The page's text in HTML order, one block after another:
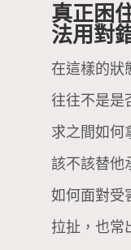
真正困
法用對
在這樣的狀
往往不是是
求之間如何
該不該替他
如何面對受
拉扯，也常